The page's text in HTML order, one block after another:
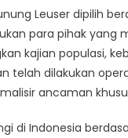
Leuser dipilih
para pihak yang
kajian populasi,
telah dilakukan
ancaman
di Indonesia